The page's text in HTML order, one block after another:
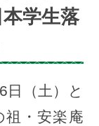
学生落
日（土）と
祖・安楽庵